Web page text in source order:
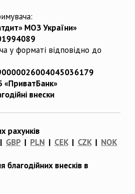
МОЗ України»
у форматі відповідно до
«ПриватБанк»
внески
рахунків
| GBP| PLN | CEK| CZK| NOK
благодійних внесків в